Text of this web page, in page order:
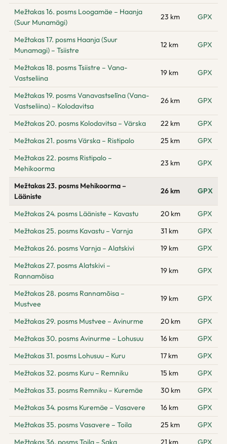
Mežtakas 16. posms Loogamäe – Haanja
(Suur Munamägi)
23 km GPX
Mežtakas 17. posms Haanja (Suur
Munamagi) – Tsiistre
12 km GPX
Mežtakas 18. posms Tsiistre – Vana-
Vastseliina
19 km GPX
Mežtakas 19. posms Vanavastselīna (Vana-
Vastseliina) – Kolodavitsa
26 km GPX
Mežtakas 20. posms Kolodavitsa – Värska 22 km
GPX
Mežtakas 21. posms Värska – Ristipalo
25 km
GPX
Mežtakas 22. posms Ristipalo –
Mehikoorma
23 km GPX
Mežtakas 23. posms Mehikoorma –
Lääniste
26 km GPX
Mežtakas 24. posms Lääniste – Kavastu 20 km
GPX
Mežtakas 25. posms Kavastu – Varnja
31 km
GPX
Mežtakas 26. posms Varnja – Alatskivi
19 km
GPX
Mežtakas 27. posms Alatskivi –
Rannamõisa
19 km GPX
Mežtakas 28. posms Rannamõisa –
Mustvee
19 km GPX
Mežtakas 29. posms Mustvee – Avinurme 20 km
GPX
Mežtakas 30. posms Avinurme – Lohusuu
16 km
GPX
Mežtakas 31. posms Lohusuu – Kuru
17 km
GPX
Mežtakas 32. posms Kuru – Remniku
15 km
GPX
Mežtakas 33. posms Remniku – Kuremäe
30 km
GPX
Mežtakas 34. posms Kuremäe – Vasavere
16 km
GPX
Mežtakas 35. posms Vasavere – Toila
25 km
GPX
Mežtakas 36. posms Toila – Saka
21 km GPX